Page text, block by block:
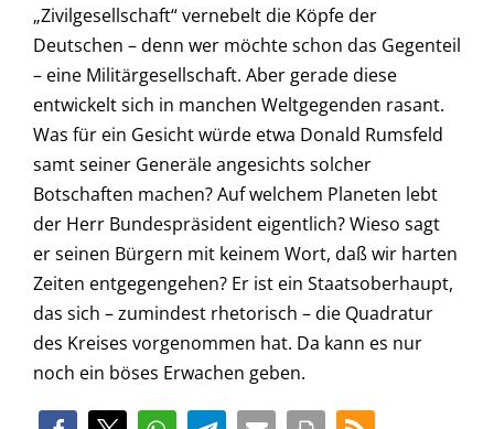
„Zivilgesellschaft“ vernebelt die Köpfe der
Deutschen – denn wer möchte schon das Gegenteil
– eine Militärgesellschaft. Aber gerade diese
entwickelt sich in manchen Weltgegenden rasant.
Was für ein Gesicht würde etwa Donald Rumsfeld
samt seiner Generäle angesichts solcher
Botschaften machen? Auf welchem Planeten lebt
der Herr Bundespräsident eigentlich? Wieso sagt
er seinen Bürgern mit keinem Wort, daß wir harten
Zeiten entgegengehen? Er ist ein Staatsoberhaupt,
das sich – zumindest rhetorisch – die Quadratur
des Kreises vorgenommen hat. Da kann es nur
noch ein böses Erwachen geben.